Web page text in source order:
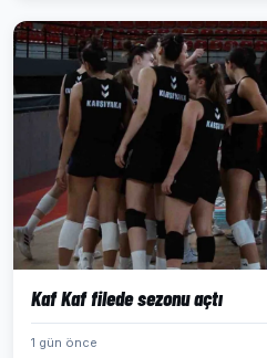
Kaf Kaf filede sezonu açtı
1 gün önce